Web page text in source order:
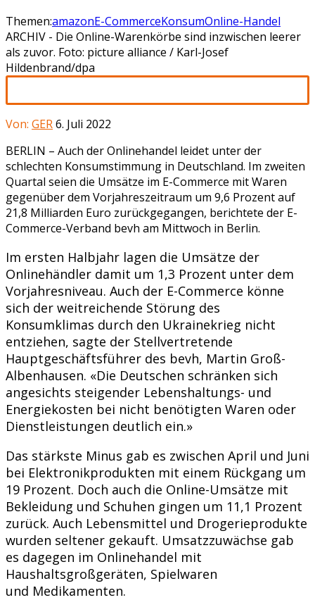
Themen:amazonE-CommerceKonsumOnline-Handel
ARCHIV - Die Online-Warenkörbe sind inzwischen leerer
als zuvor. Foto: picture alliance / Karl-Josef
Hildenbrand/dpa
Von: GER6. Juli 2022
BERLIN – Auch der Onlinehandel leidet unter der
schlechten Konsumstimmung in Deutschland. Im zweiten
Quartal seien die Umsätze im E-Commerce mit Waren
gegenüber dem Vorjahreszeitraum um 9,6 Prozent auf
21,8 Milliarden Euro zurückgegangen, berichtete der E-
Commerce-Verband bevh am Mittwoch in Berlin.
Im ersten Halbjahr lagen die Umsätze der
Onlinehändler damit um 1,3 Prozent unter dem
Vorjahresniveau. Auch der E-Commerce könne
sich der weitreichende Störung des
Konsumklimas durch den Ukrainekrieg nicht
entziehen, sagte der Stellvertretende
Hauptgeschäftsführer des bevh, Martin Groß-
Albenhausen. «Die Deutschen schränken sich
angesichts steigender Lebenshaltungs- und
Energiekosten bei nicht benötigten Waren oder
Dienstleistungen deutlich ein.»
Das stärkste Minus gab es zwischen April und Juni
bei Elektronikprodukten mit einem Rückgang um
19 Prozent. Doch auch die Online-Umsätze mit
Bekleidung und Schuhen gingen um 11,1 Prozent
zurück. Auch Lebensmittel und Drogerieprodukte
wurden seltener gekauft. Umsatzzuwächse gab
es dagegen im Onlinehandel mit
Haushaltsgroßgeräten, Spielwaren
und Medikamenten.